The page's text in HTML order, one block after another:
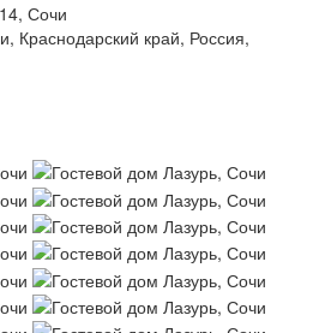
Сочи
Краснодарский край, Россия,